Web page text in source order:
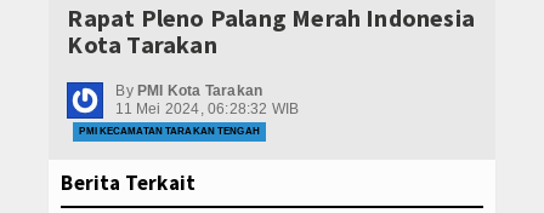
Stok Darah PMI Kota Tarakan
Relawan
Mula
Pelayanan Medis pada Upacara Peringatan
Melayani Tanpa Mengenal Waktu Untuk
Kebakaran Yang Terjadi PT. Dachan Mustika
Kunjungan dari Dinas Lingkungan Hidup
Mengikuti Sayembara Logo Desain
Rapat Pleno Palang Merah Indonesia
Kota Tarakan
By PMI Kota Tarakan
11 Mei 2024, 06:28:32 WIB
PMI KECAMATAN TARAKAN TENGAH
Berita Terkait